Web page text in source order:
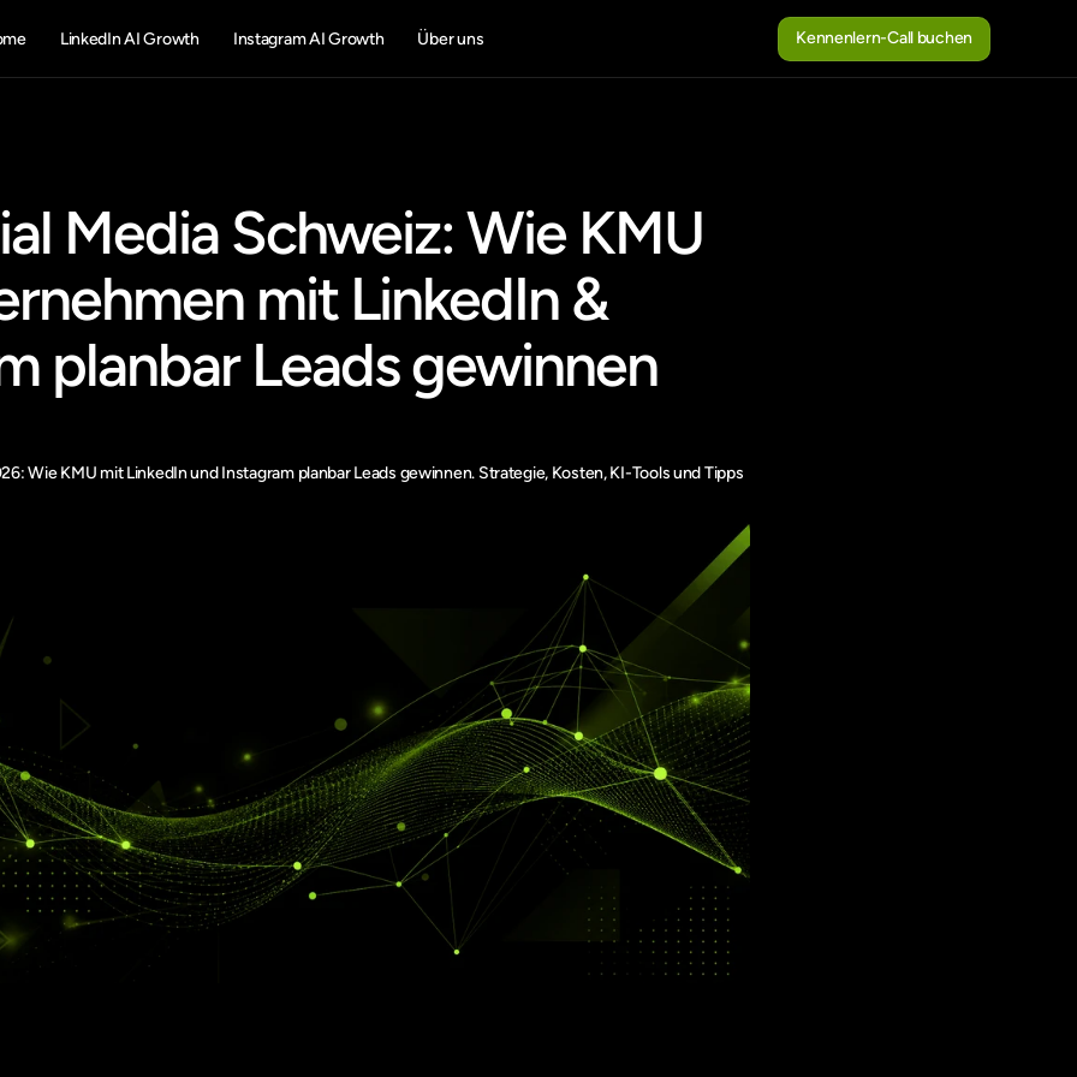
LinkedIn AI Growth Instagram AI Growth Über uns
Kennenlern-Call buchen
Kennenlern-Call buchen
Media Schweiz: Wie KMU
mit LinkedIn &
planbar Leads gewinnen
Wie KMU mit LinkedIn und Instagram planbar Leads gewinnen. Strategie, Kosten, KI-Tools und Tipps